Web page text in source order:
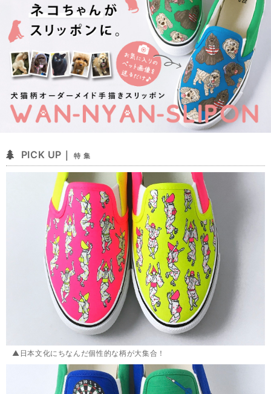
PICK UP｜ 特 集
▲日本文化にちなんだ個性的な柄が大集合！